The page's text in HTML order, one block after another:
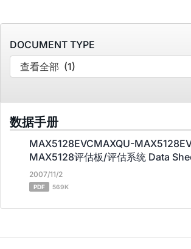
DOCUMENT TYPE
查看全部 (1)
数据手册
MAX5128EVCMAXQU-
MAX5128评估板/评估系统 Data
2007/11/2
PDF 569K